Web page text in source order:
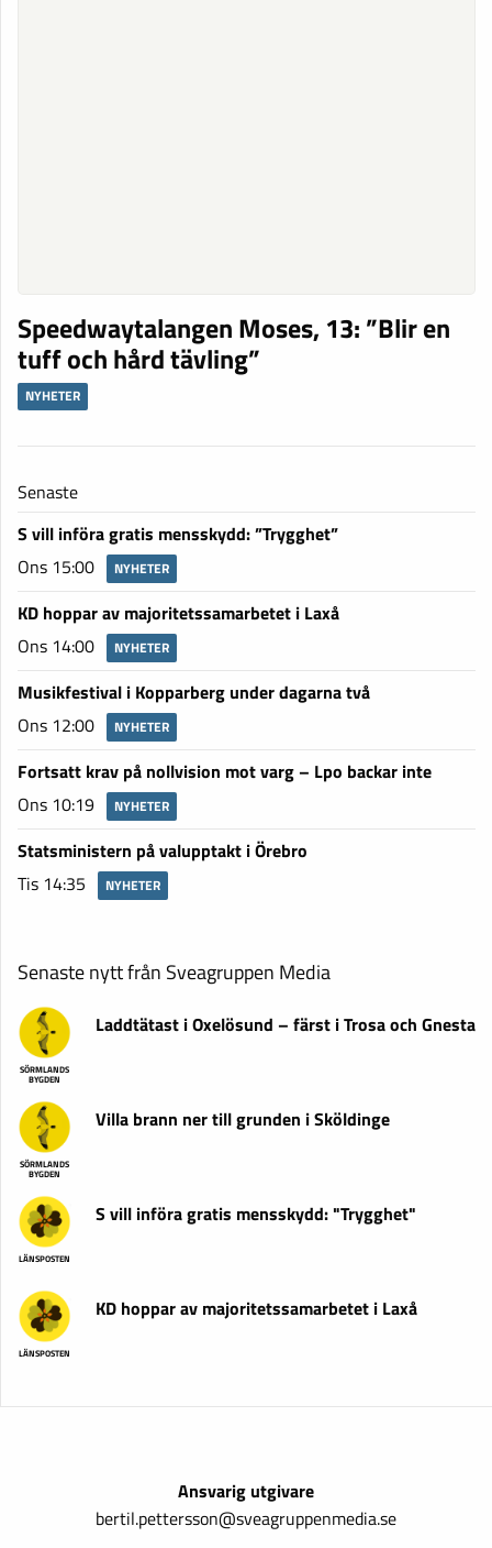
Speedwaytalangen Moses, 13: ”Blir en
tuff och hård tävling”
NYHETER
Senaste
S vill införa gratis mensskydd: ”Trygghet”
Ons 15:00
NYHETER
KD hoppar av majoritetssamarbetet i Laxå
Ons 14:00
NYHETER
Musikfestival i Kopparberg under dagarna två
Ons 12:00
NYHETER
Fortsatt krav på nollvision mot varg – Lpo backar inte
Ons 10:19
NYHETER
Statsministern på valupptakt i Örebro
Tis 14:35
NYHETER
Senaste nytt från Sveagruppen Media
SÖRMLANDS
BYGDEN
Laddtätast i Oxelösund – färst i Trosa och Gnesta
SÖRMLANDS
BYGDEN
Villa brann ner till grunden i Sköldinge
LÄNSPOSTEN
S vill införa gratis mensskydd: "Trygghet"
LÄNSPOSTEN
KD hoppar av majoritetssamarbetet i Laxå
Ansvarig utgivare
bertil.pettersson@sveagruppenmedia.se